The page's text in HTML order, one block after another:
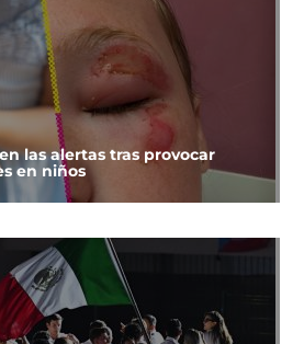
las alertas tras provocar
en niños